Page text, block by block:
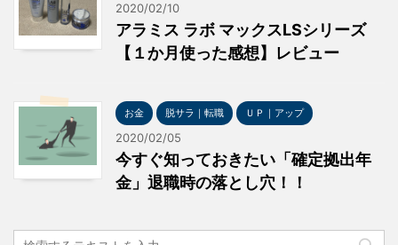
2020/02/10
アラミス ラボ マックスLSシリーズ
【１か月使った感想】レビュー
お金 脱サラ｜転職 ＵＰ｜アップ
2020/02/05
今すぐ知っておきたい「確定拠出年
金」退職時の落とし穴！！